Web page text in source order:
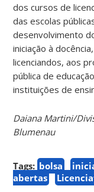
dos cursos de
das escolas
desenvolvimento
iniciação à
licenciandos, aos
pública de
instituições de
Daiana Martini/
Blumenau
Tags: bolsa
abertas